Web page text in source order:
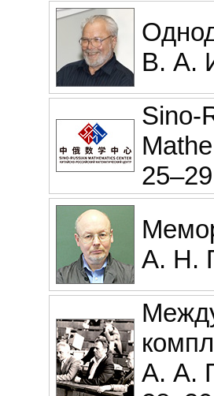
В. А.
Sino-
А. Н.
А. А.